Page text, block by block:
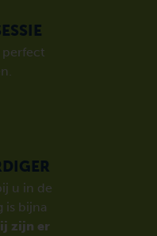
u in de
is bijna
zijn er